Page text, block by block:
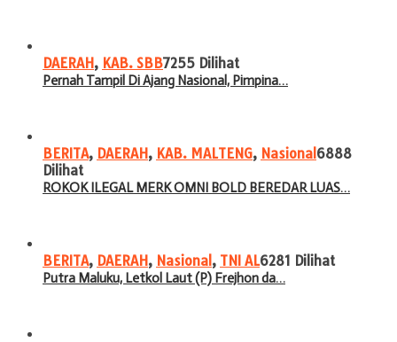
DAERAH , KAB. SBB7255 Dilihat
Pernah Tampil Di Ajang Nasional, Pimpina…
BERITA, DAERAH , KAB. MALTENG, Nasional 6888
Dilihat
ROKOK ILEGAL MERK OMNI BOLD BEREDAR LUAS…
BERITA, DAERAH , Nasional , TNI AL6281 Dilihat
Putra Maluku, Letkol Laut (P) Frejhon da…